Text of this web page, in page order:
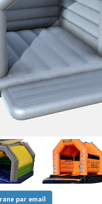
par email